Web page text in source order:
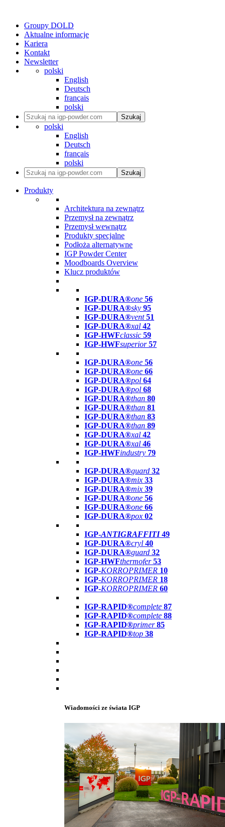
Groupy DOLD
Aktualne informacje
Kariera
Kontakt
Newsletter
polski
English
Deutsch
français
polski
Szukaj
polski
English
Deutsch
français
polski
Szukaj
Produkty
Architektura na zewnątrz
Przemysł na zewnątrz
Przemysł wewnątrz
Produkty specjalne
Podłoża alternatywne
IGP Powder Center
Moodboards Overview
Klucz produktów
IGP-DURA®one 56
IGP-DURA®sky 95
IGP-DURA®vent 51
IGP-DURA®xal 42
IGP-HWFclassic 59
IGP-HWFsuperior 57
IGP-DURA®one 56
IGP-DURA®one 66
IGP-DURA®pol 64
IGP-DURA®pol 68
IGP-DURA®than 80
IGP-DURA®than 81
IGP-DURA®than 83
IGP-DURA®than 89
IGP-DURA®xal 42
IGP-DURA®xal 46
IGP-HWFindustry 79
IGP-DURA®guard 32
IGP-DURA®mix 33
IGP-DURA®mix 39
IGP-DURA®one 56
IGP-DURA®one 66
IGP-DURA®pox 02
IGP-ANTIGRAFFITI49
IGP-DURA®cryl 40
IGP-DURA®guard 32
IGP-HWFthermofer 53
IGP-KORROPRIMER 10
IGP-KORROPRIMER 18
IGP-KORROPRIMER 60
IGP-RAPID®complete 87
IGP-RAPID®complete 88
IGP-RAPID®primer 85
IGP-RAPID®top 38
Wiadomości ze świata IGP